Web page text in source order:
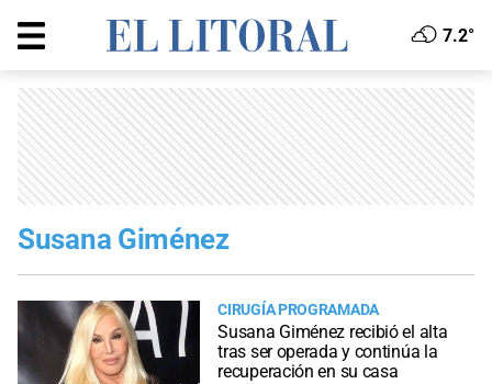
7.2°
Susana Giménez
CIRUGÍA PROGRAMADA
Susana Giménez recibió el alta
tras ser operada y continúa la
recuperación en su casa